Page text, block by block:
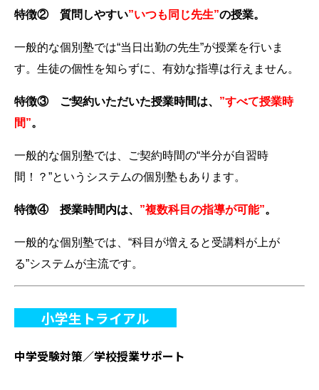
特徴② 質問しやすい”いつも同じ先生”の授業。
一般的な個別塾では“当日出勤の先生”が授業を行いま
す。生徒の個性を知らずに、有効な指導は行えません。
特徴③ ご契約いただいた授業時間は、 ”すべて授業時
間”。
一般的な個別塾では、ご契約時間の“半分が自習時
間！？”というシステムの個別塾もあります。
特徴④ 授業時間内は、 ”複数科目の指導が可能”。
一般的な個別塾では、“科目が増えると受講料が上が
る”システムが主流です。
小学生トライアル
中学受験対策／学校授業サポート